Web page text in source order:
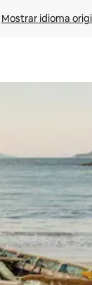
Mostrar idioma